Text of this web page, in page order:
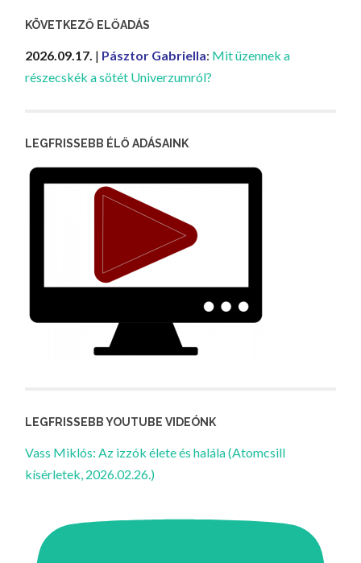
KÖVETKEZŐ ELŐADÁS
2026.09.17. | Pásztor Gabriella: Mit üzennek a
részecskék a sötét Univerzumról?
LEGFRISSEBB ÉLŐ ADÁSAINK
LEGFRISSEBB YOUTUBE VIDEÓNK
Vass Miklós: Az izzók élete és halála (Atomcsill
kísérletek, 2026.02.26.)